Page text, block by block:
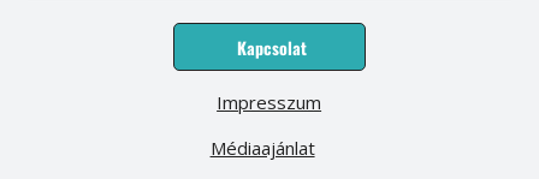
Kapcsolat
Médiaajánlat
Impresszum